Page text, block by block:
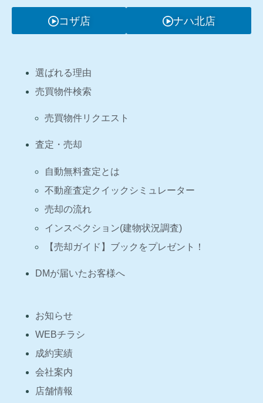
コザ店 ナハ北店
選ばれる理由
売買物件検索
売買物件リクエスト
査定・売却
自動無料査定とは
不動産査定クイックシミュレーター
売却の流れ
インスペクション(建物状況調査)
【売却ガイド】ブックをプレゼント！
DMが届いたお客様へ
お知らせ
WEBチラシ
成約実績
会社案内
店舗情報